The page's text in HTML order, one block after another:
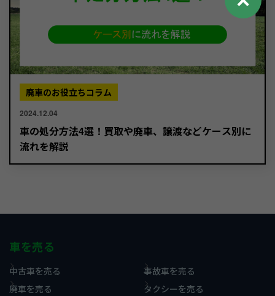
廃車のお役立ちコラム
2024.12.04
車の処分方法4選！買取や廃車、譲渡などケース別に
流れを解説
車を売る
中古車を売る
事故車を売る
廃車を売る
タクシーを売る